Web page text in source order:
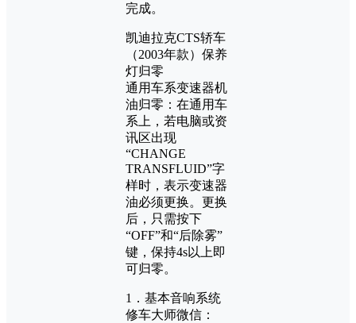
完成。
凯迪拉克CTS轿车
（2003年款）保养
灯归零
通用车系变速器机
油归零：在通用车
系上，若电脑或资
讯区出现
“CHANGE
TRANSFLUID”字
样时，表示变速器
油必须更换。更换
后，只需按下
“OFF”和“后除雾”
键，保持4s以上即
可归零。
1．基本音响系统
修车大师微信：